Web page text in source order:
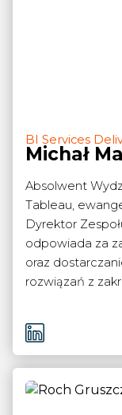
BI Services
Michał
Absolwent
Tableau,
Dyrektor
odpowiada za
oraz
rozwiązań z